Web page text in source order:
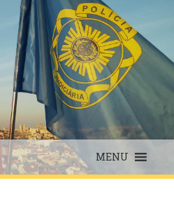
MENU